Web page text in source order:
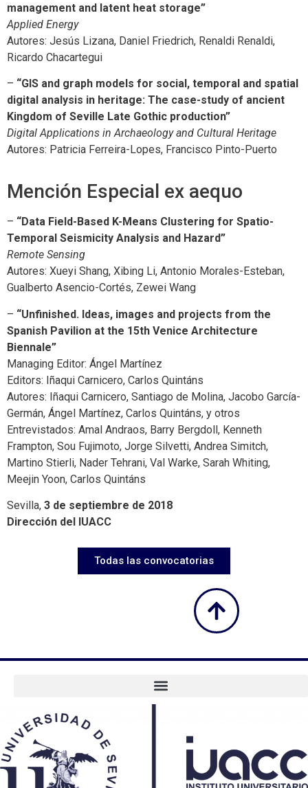
management and latent heat storage”
Applied Energy
Autores: Jesús Lizana, Daniel Friedrich, Renaldi Renaldi,
Ricardo Chacartegui
– “GIS and graph models for social, temporal and spatial
digital analysis in heritage: The case-study of ancient
Kingdom of Seville Late Gothic production”
Digital Applications in Archaeology and Cultural Heritage
Autores: Patricia Ferreira-Lopes, Francisco Pinto-Puerto
Mención Especial ex aequo
– “Data Field-Based K-Means Clustering for Spatio-
Temporal Seismicity Analysis and Hazard”
Remote Sensing
Autores: Xueyi Shang, Xibing Li, Antonio Morales-Esteban,
Gualberto Asencio-Cortés, Zewei Wang
– “Unfinished. Ideas, images and projects from the
Spanish Pavilion at the 15th Venice Architecture
Biennale”
Managing Editor: Ángel Martínez
Editors: Iñaqui Carnicero, Carlos Quintáns
Autores: Iñaqui Carnicero, Santiago de Molina, Jacobo García-
Germán, Ángel Martínez, Carlos Quintáns, y otros
Entrevistados: Amal Andraos, Barry Bergdoll, Kenneth
Frampton, Sou Fujimoto, Jorge Silvetti, Andrea Simitch,
Martino Stierli, Nader Tehrani, Val Warke, Sarah Whiting,
Meejin Yoon, Carlos Quintáns
Sevilla, 3 de septiembre de 2018
Dirección del IUACC
Todas las convocatorias